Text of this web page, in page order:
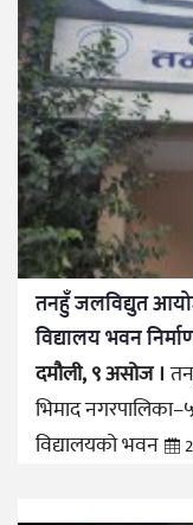
तनहुँ जलविद्युत
विद्यालय भवन
दमौली, ९ असोज ।
भिमाद
विद्यालयको भवन